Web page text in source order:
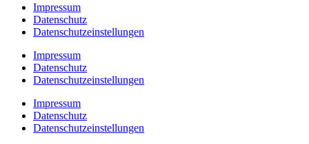
Impressum
Datenschutz
Datenschutzeinstellungen
Impressum
Datenschutz
Datenschutzeinstellungen
Impressum
Datenschutz
Datenschutzeinstellungen